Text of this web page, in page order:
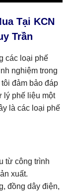
Tại KCN
Trần
các loại phế
nghiệm trong
đảm bảo đáp
lý phế liệu một
là các loại phế
từ công trình
xuất.
đồng dây điện,